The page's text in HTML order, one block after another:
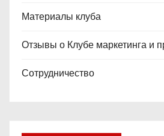
Материалы клуба
Отзывы о Клубе маркетинга и
Сотрудничество